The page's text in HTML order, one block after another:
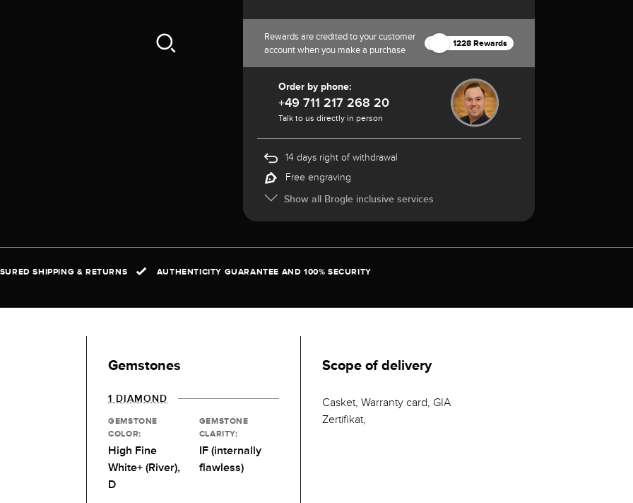
Rewards are credited to your customer
account when you make a purchase
1228 Rewards
Order by phone:
+49 711 217 268 20
Talk to us directly in person
14 days right of withdrawal
Free engraving
Show all Brogle inclusive services
SHIPPING & RETURNS AUTHENTICITY GUARANTEE AND 100% SECURITY
Gemstones
1 DIAMOND
GEMSTONE
COLOR:
High Fine
White+ (River),
D
GEMSTONE
CLARITY:
IF (internally
flawless)
Scope of delivery
Casket, Warranty card, GIA
Zertifikat,